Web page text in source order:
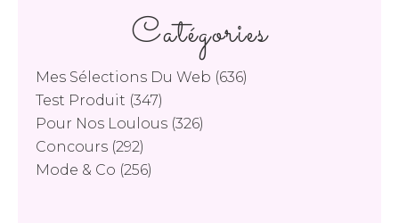
Catégories
Mes Sélections Du Web (636)
Test Produit (347)
Pour Nos Loulous (326)
Concours (292)
Mode & Co (256)